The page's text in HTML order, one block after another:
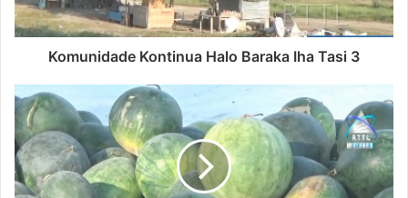
Komunidade Kontinua Halo Baraka Iha Tasi 3